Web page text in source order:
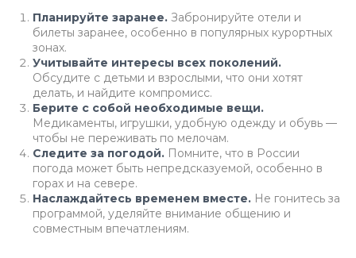
Планируйте заранее. Забронируйте отели и
билеты заранее, особенно в популярных курортных
зонах.
Учитывайте интересы всех поколений.
Обсудите с детьми и взрослыми, что они хотят
делать, и найдите компромисс.
Берите с собой необходимые вещи.
Медикаменты, игрушки, удобную одежду и обувь —
чтобы не переживать по мелочам.
Следите за погодой. Помните, что в России
погода может быть непредсказуемой, особенно в
горах и на севере.
Наслаждайтесь временем вместе. Не гонитесь за
программой, уделяйте внимание общению и
совместным впечатлениям.